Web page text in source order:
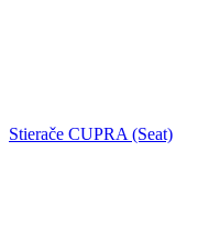
Stierače CUPRA (Seat)